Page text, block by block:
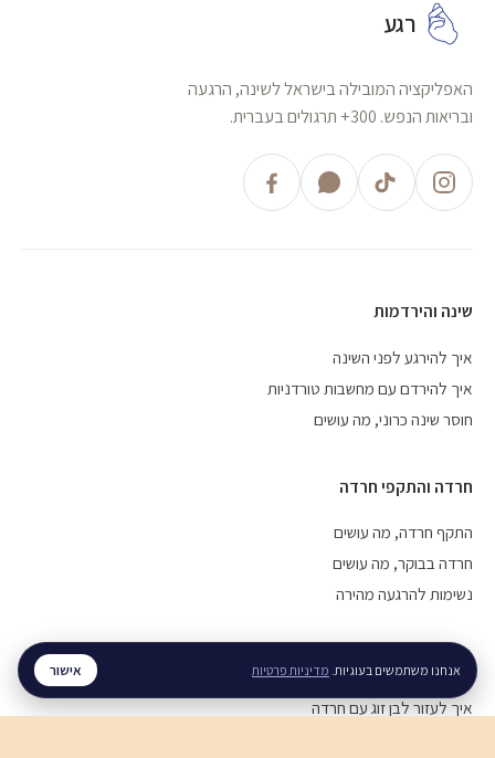
רגע
האפליקציה המובילה בישראל לשינה, הרגעה
ובריאות הנפש. 300+ תרגולים בעברית.
שינה והירדמות
איך להירגע לפני השינה
איך להירדם עם מחשבות טורדניות
חוסר שינה כרוני, מה עושים
חרדה והתקפי חרדה
התקף חרדה, מה עושים
חרדה בבוקר, מה עושים
נשימות להרגעה מהירה
מערכות יחסים
איך לעזור לבן זוג עם חרדה
אנחנו משתמשים בעוגיות. מדיניות פרטיות אישור